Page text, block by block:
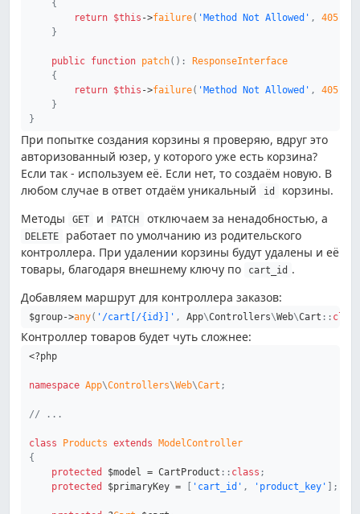
{
return $this ->failure( 'Method Not Allowed' , 405
}
public function patch( ) :
ResponseInterface
{
return $this ->failure( 'Method Not Allowed' , 405
}
}
При попытке создания корзины я проверяю, вдруг это
авторизованный юзер, у которого уже есть корзина?
Если так - используем её. Если нет, то создаём новую. В
любом случае в ответ отдаём уникальный
id
корзины.
Методы
GET и PATCH отключаем за ненадобностью, а
DELETE
работает по умолчанию из родительского
контроллера. При удалении корзины будут удалены и её
товары, благодаря внешнему ключу по
cart_id .
Добавляем маршрут для контроллера заказов:
$group->any( '/cart[/{id}]' , App\Controllers\Web\Cart :: class
Контроллер товаров будет чуть сложнее:
<?php
namespace App\Controllers\Web\Cart ;
// ...
class Products extends
ModelController
{
protected
$model = CartProduct :: class ;
protected
$primaryKey = 'cart_id' , 'product_key' ;